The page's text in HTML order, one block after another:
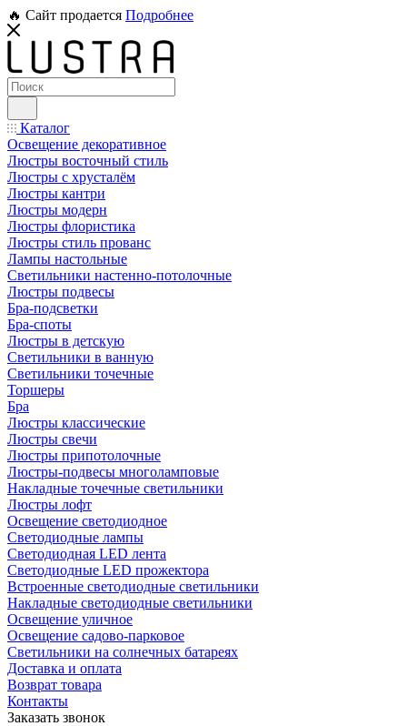
🔥 Сайт продается Подробнее
Каталог
Освещение декоративное
Люстры восточный стиль
Люстры с хрусталём
Люстры кантри
Люстры модерн
Люстры флористика
Люстры стиль прованс
Лампы настольные
Светильники настенно-потолочные
Люстры подвесы
Бра-подсветки
Бра-споты
Люстры в детскую
Светильники в ванную
Светильники точечные
Торшеры
Бра
Люстры классические
Люстры свечи
Люстры припотолочные
Люстры-подвесы многоламповые
Накладные точечные светильники
Люстры лофт
Освещение светодиодное
Светодиодные лампы
Светодиодная LED лента
Светодиодные LED прожектора
Встроенные светодиодные светильники
Накладные светодиодные светильники
Освещение уличное
Освещение садово-парковое
Светильники на солнечных батареях
Доставка и оплата
Возврат товара
Контакты
Заказать звонок